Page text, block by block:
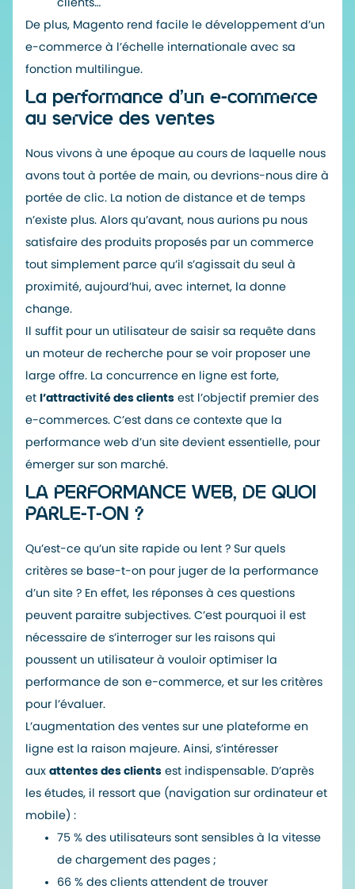
clients…
De plus, Magento rend facile le développement d’un
e-commerce à l’échelle internationale avec sa
fonction multilingue.
La performance d’un e-commerce
au service des ventes
Nous vivons à une époque au cours de laquelle nous
avons tout à portée de main, ou devrions-nous dire à
portée de clic. La notion de distance et de temps
n’existe plus. Alors qu’avant, nous aurions pu nous
satisfaire des produits proposés par un commerce
tout simplement parce qu’il s’agissait du seul à
proximité, aujourd’hui, avec internet, la donne
change.
Il suffit pour un utilisateur de saisir sa requête dans
un moteur de recherche pour se voir proposer une
large offre. La concurrence en ligne est forte,
et l’attractivité des clients est l’objectif premier des
e-commerces. C’est dans ce contexte que la
performance web d’un site devient essentielle, pour
émerger sur son marché.
LA PERFORMANCE WEB, DE QUOI
PARLE-T-ON ?
Qu’est-ce qu’un site rapide ou lent ? Sur quels
critères se base-t-on pour juger de la performance
d’un site ? En effet, les réponses à ces questions
peuvent paraitre subjectives. C’est pourquoi il est
nécessaire de s’interroger sur les raisons qui
poussent un utilisateur à vouloir optimiser la
performance de son e-commerce, et sur les critères
pour l’évaluer.
L’augmentation des ventes sur une plateforme en
ligne est la raison majeure. Ainsi, s’intéresser
aux attentes des clients est indispensable. D’après
les études, il ressort que (navigation sur ordinateur et
mobile) :
75 % des utilisateurs sont sensibles à la vitesse
de chargement des pages ;
66 % des clients attendent de trouver